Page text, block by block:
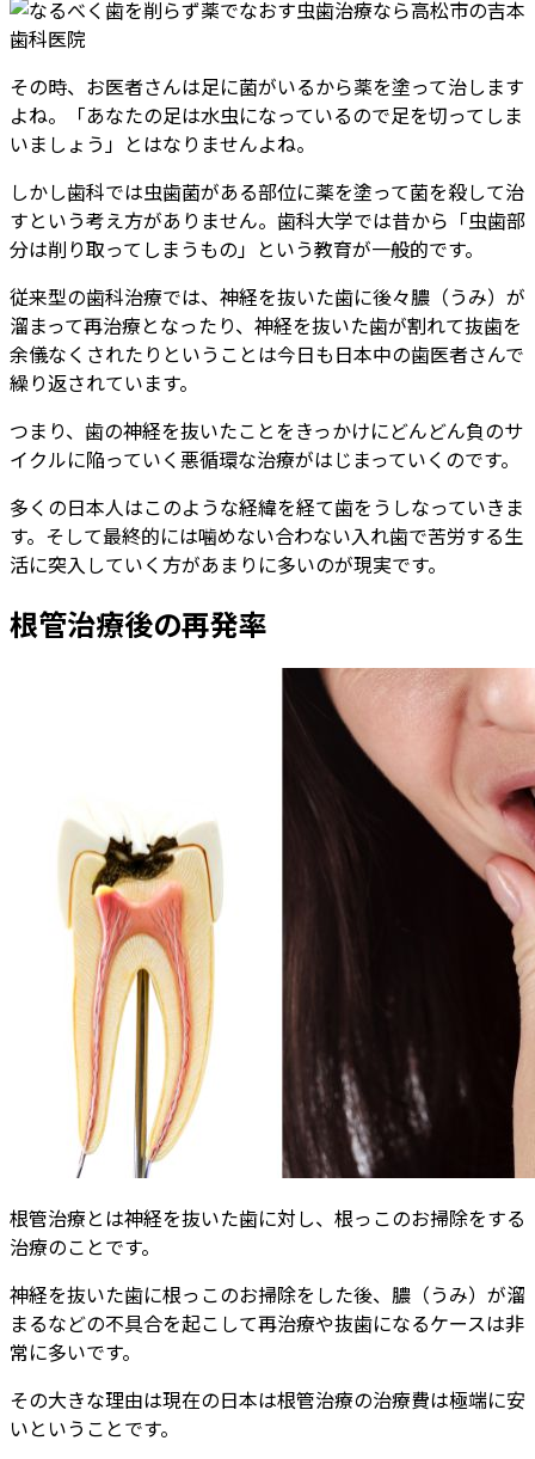
その時、お医者さんは足に菌がいるから薬を塗って治します
よね。「あなたの足は水虫になっているので足を切ってしま
いましょう」とはなりませんよね。
しかし歯科では虫歯菌がある部位に薬を塗って菌を殺して治
すという考え方がありません。歯科大学では昔から「虫歯部
分は削り取ってしまうもの」という教育が一般的です。
従来型の歯科治療では、神経を抜いた歯に後々膿（うみ）が
溜まって再治療となったり、神経を抜いた歯が割れて抜歯を
余儀なくされたりということは今日も日本中の歯医者さんで
繰り返されています。
つまり、歯の神経を抜いたことをきっかけにどんどん負のサ
イクルに陥っていく悪循環な治療がはじまっていくのです。
多くの日本人はこのような経緯を経て歯をうしなっていきま
す。そして最終的には噛めない合わない入れ歯で苦労する生
活に突入していく方があまりに多いのが現実です。
根管治療後の再発率
根管治療とは神経を抜いた歯に対し、根っこのお掃除をする
治療のことです。
神経を抜いた歯に根っこのお掃除をした後、膿（うみ）が溜
まるなどの不具合を起こして再治療や抜歯になるケースは非
常に多いです。
その大きな理由は現在の日本は根管治療の治療費は極端に安
いということです。